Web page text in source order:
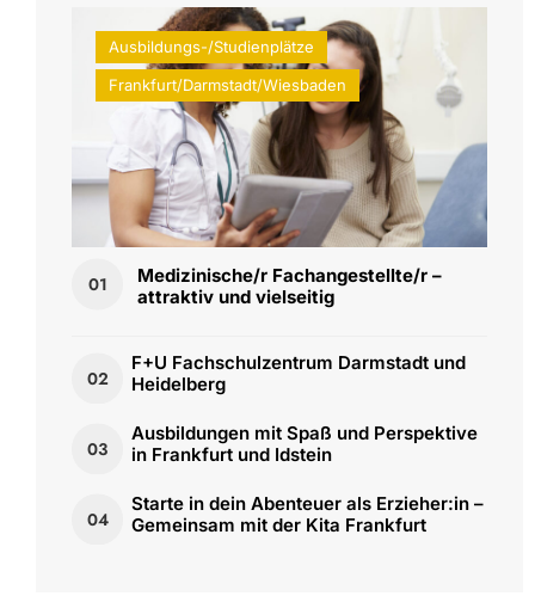
Ausbildungs-/Studienplätze
Frankfurt/Darmstadt/Wiesbaden
01
Medizinische/r Fachangestellte/r –
attraktiv und vielseitig
02
F+U Fachschulzentrum Darmstadt und
Heidelberg
03
Ausbildungen mit Spaß und Perspektive
in Frankfurt und Idstein
04
Starte in dein Abenteuer als Erzieher:in –
Gemeinsam mit der Kita Frankfurt